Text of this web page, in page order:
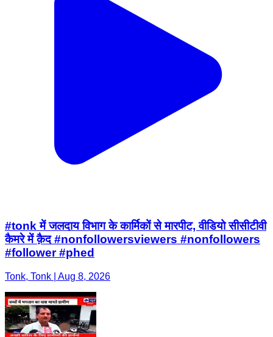
#tonk में जलदाय विभाग के कार्मिकों से मारपीट, वीडियो सीसीटीवी
कैमरे में क़ैद #nonfollowersviewers #nonfollowers
#follower #phed
Tonk, Tonk | Aug 8, 2026